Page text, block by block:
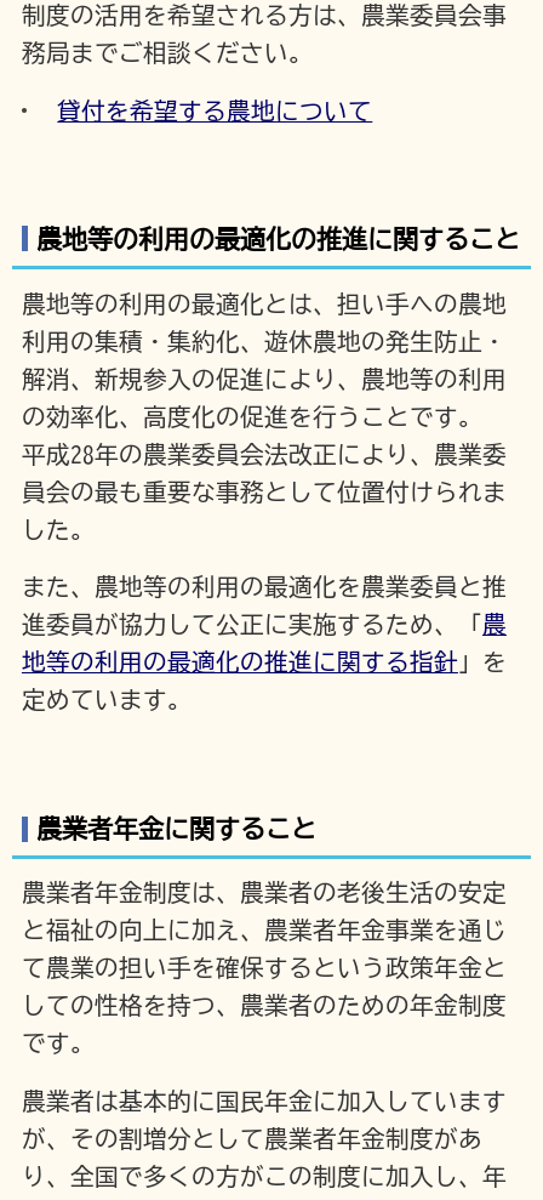
制度の活用を希望される方は、農業委員会事
務局までご相談ください。
貸付を希望する農地について
農地等の利用の最適化の推進に関すること
農地等の利用の最適化とは、担い手への農地
利用の集積・集約化、遊休農地の発生防止・
解消、新規参入の促進により、農地等の利用
の効率化、高度化の促進を行うことです。
平成28年の農業委員会法改正により、農業委
員会の最も重要な事務として位置付けられま
した。
また、農地等の利用の最適化を農業委員と推
進委員が協力して公正に実施するため、「 農
地等の利用の最適化の推進に関する指針」を
定めています。
農業者年金に関すること
農業者年金制度は、農業者の老後生活の安定
と福祉の向上に加え、農業者年金事業を通じ
て農業の担い手を確保するという政策年金と
しての性格を持つ、農業者のための年金制度
です。
農業者は基本的に国民年金に加入しています
が、その割増分として農業者年金制度があ
り、全国で多くの方がこの制度に加入し、年